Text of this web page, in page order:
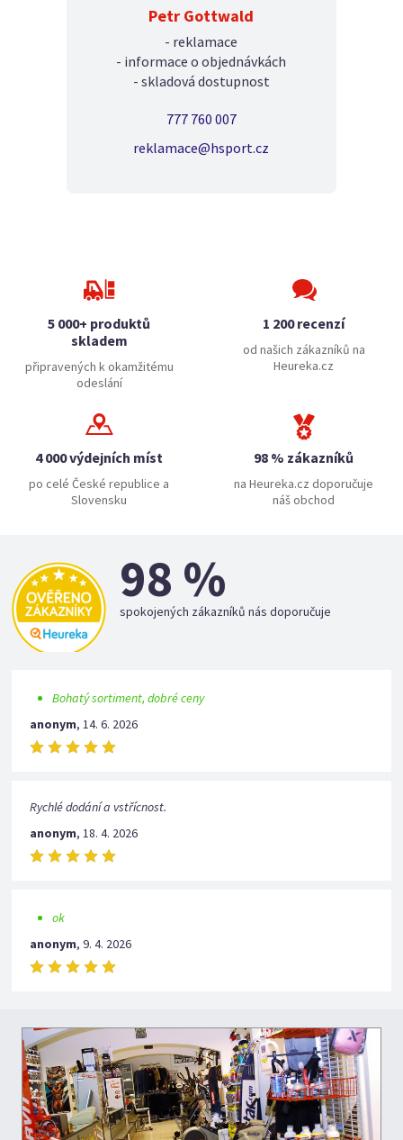
Petr Gottwald
- reklamace
- informace o objednávkách
- skladová dostupnost
777 760 007
reklamace@hsport.cz
5 000+ produktů
skladem
připravených k okamžitému
odeslání
1 200 recenzí
od našich zákazníků na
Heureka.cz
4 000 výdejních míst
po celé České republice a
Slovensku
98 % zákazníků
na Heureka.cz doporučuje
náš obchod
98 %
spokojených zákazníků nás doporučuje
Bohatý sortiment, dobré ceny
anonym,14. 6. 2026
Rychlé dodání a vstřícnost.
anonym,18. 4. 2026
ok
anonym,9. 4. 2026